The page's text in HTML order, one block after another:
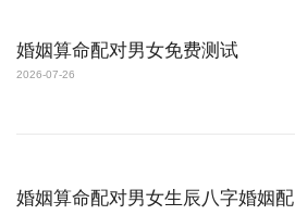
婚姻算命配对男女免费测试
2026-07-26
婚姻算命配对男女生辰八字婚姻配